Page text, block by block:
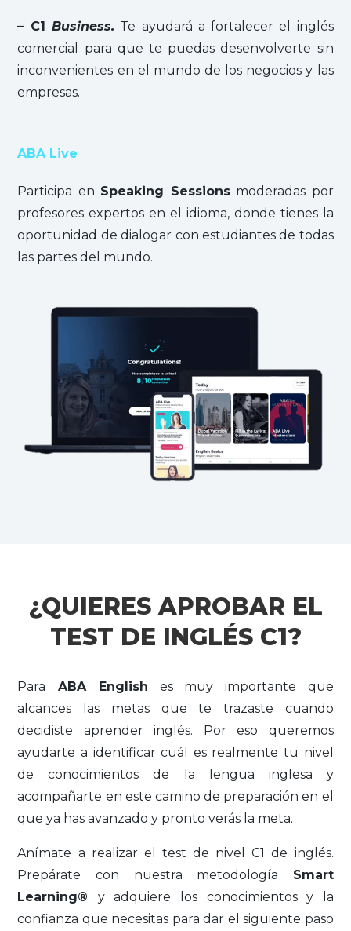
– C1 Business. Te ayudará a fortalecer el inglés
comercial para que te puedas desenvolverte sin
inconvenientes en el mundo de los negocios y las
empresas.
ABA Live
Participa en Speaking Sessionsmoderadas por
profesores expertos en el idioma, donde tienes la
oportunidad de dialogar con estudiantes de todas
las partes del mundo.
¿QUIERES APROBAR EL
TEST DE INGLÉS C1?
Para ABA English es muy importante que
alcances las metas que te trazaste cuando
decidiste aprender inglés. Por eso queremos
ayudarte a identificar cuál es realmente tu nivel
de conocimientos de la lengua inglesa y
acompañarte en este camino de preparación en el
que ya has avanzado y pronto verás la meta.
Anímate a realizar el test de nivel C1 de inglés.
Prepárate con nuestra metodología Smart
Learning® y adquiere los conocimientos y la
confianza que necesitas para dar el siguiente paso